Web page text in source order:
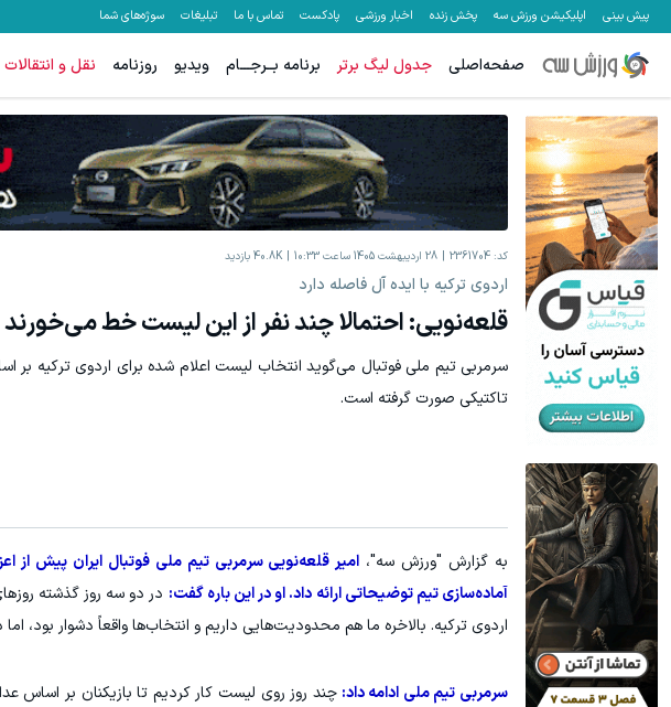
پیش بینی اپلیکیشن ورزش سه پخش زنده اخبار ورزشی پادکست تماس با ما تبلیغات سوژه‌های شما
صفحه‌اصلی جدول لیگ برتر برنامه بــرجـــام ویدیو روزنامه نقل و انتقالات
کد: 2361704 28 اردیبهشت 1405 ساعت 10:33 40.8K بازدید
اردوی ترکیه با ایده آل فاصله دارد
قلعه‌نویی: احتمالا چند نفر از این لیست خط می‌خورند
سرمربی تیم ملی فوتبال می‌گوید انتخاب لیست اعلام شده برای اردوی ترکیه بر
تاکتیکی صورت گرفته است.
به گزارش "ورزش سه"، امیر قلعه‌نویی سرمربی تیم ملی فوتبال ایران پیش از
آماده‌سازی تیم توضیحاتی ارائه داد. او در این باره گفت: در دو سه روز گذشته
اردوی ترکیه. بالاخره ما هم محدودیت‌هایی داریم و انتخاب‌ها واقعاً دشوار
سرمربی تیم ملی ادامه داد:چند روز روی لیست کار کردیم تا بازیکنان بر اساس